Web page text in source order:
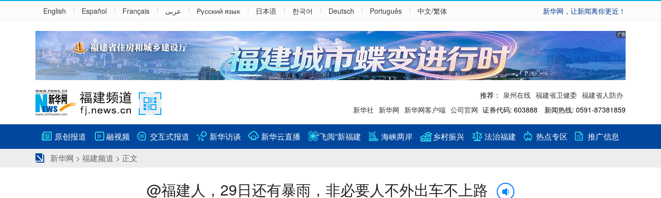
English Español Français عربى Русский язык 日本语 한국어 Deutsch Português 中文/繁体 新华网，让新闻离你更近！
推荐： 泉州在线 福建省卫健委 福建省人防办
新华社 新华网 新华网客户端 公司官网 证券代码: 603888 新闻热线: 0591-87381859
原创报道 融视频 交互式报道 新华访谈 新华云直播 “飞阅”新福建 海峡两岸 乡村振兴 法治福建 热点专区
推广信息
新华网 > 福建频道 > 正文
@福建人，29日还有暴雨，非必要人不外出车不上路